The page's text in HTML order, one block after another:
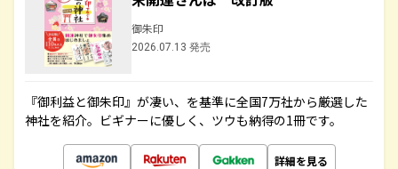
御朱印
2026.07.13 発売
『御利益と御朱印』が凄い、を基準に全国7万社から厳選した
神社を紹介。ビギナーに優しく、ツウも納得の1冊です。
詳細を見る